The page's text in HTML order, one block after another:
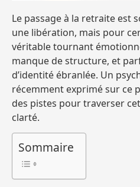
Le passage à la retraite est
une libération, mais pour
véritable tournant
manque de structure, et
d’identité ébranlée. Un
récemment exprimé sur ce
des pistes pour traverser
clarté.
Sommaire